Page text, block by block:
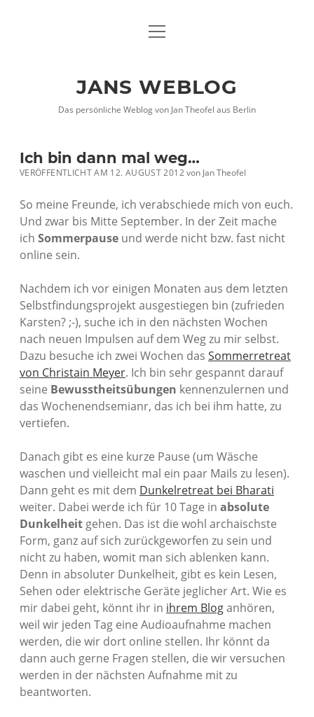
DATENSCHUTZHINWEISE
twitterfacebook
xing
Menü
JANS WEBLOG
Das persönliche Weblog von Jan Theofel aus Berlin
Ich bin dann mal weg…
VERÖFFENTLICHT AM 12. AUGUST 2012von Jan Theofel
So meine Freunde, ich verabschiede mich von euch.
Und zwar bis Mitte September. In der Zeit mache
ich Sommerpause und werde nicht bzw. fast nicht
online sein.
Nachdem ich vor einigen Monaten aus dem letzten
Selbstfindungsprojekt ausgestiegen bin (zufrieden
Karsten? ;-), suche ich in den nächsten Wochen
nach neuen Impulsen auf dem Weg zu mir selbst.
Dazu besuche ich zwei Wochen das Sommerretreat
von Christain Meyer. Ich bin sehr gespannt darauf
seine Bewusstheitsübungen kennenzulernen und
das Wochenendsemianr, das ich bei ihm hatte, zu
vertiefen.
Danach gibt es eine kurze Pause (um Wäsche
waschen und vielleicht mal ein paar Mails zu lesen).
Dann geht es mit dem Dunkelretreat bei Bharati
weiter. Dabei werde ich für 10 Tage in absolute
Dunkelheit gehen. Das ist die wohl archaischste
Form, ganz auf sich zurückgeworfen zu sein und
nicht zu haben, womit man sich ablenken kann.
Denn in absoluter Dunkelheit, gibt es kein Lesen,
Sehen oder elektrische Geräte jeglicher Art. Wie es
mir dabei geht, könnt ihr in ihrem Bloganhören,
weil wir jeden Tag eine Audioaufnahme machen
werden, die wir dort online stellen. Ihr könnt da
dann auch gerne Fragen stellen, die wir versuchen
werden in der nächsten Aufnahme mit zu
beantworten.